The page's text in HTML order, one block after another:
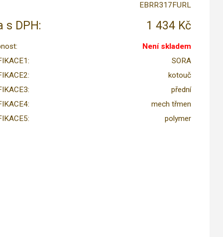
EBRR317FURL
s DPH: 1 434 Kč
Není skladem
SORA
kotouč
přední
mech třmen
polymer